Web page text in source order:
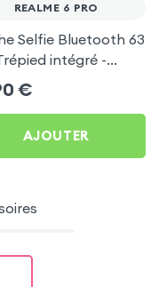
REALME 6 PRO
Selfie Bluetooth 63
intégré -
pour Realme 6
€
AJOUTER